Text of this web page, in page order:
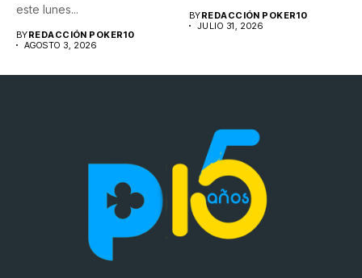
este lunes...
BYREDACCIÓN POKER10
AGOSTO 3, 2026
BYREDACCIÓN POKER10
JULIO 31, 2026